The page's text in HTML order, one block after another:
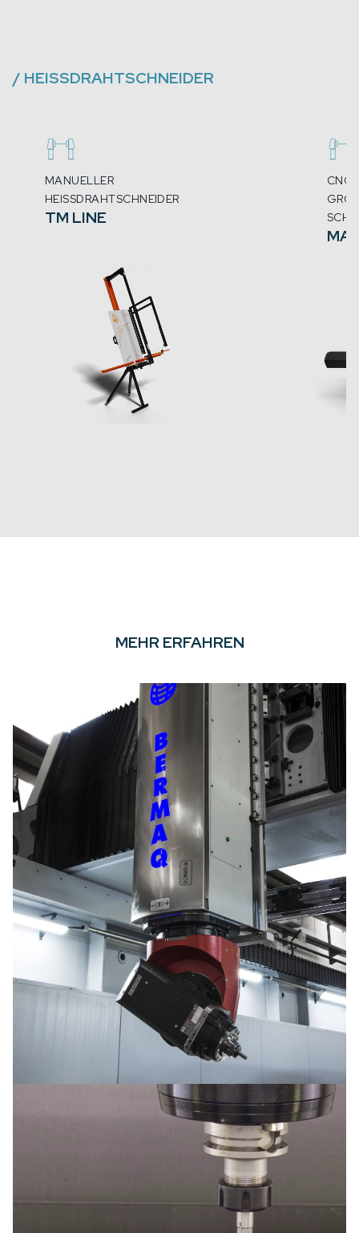
/ HEISSDRAHTSCHNEIDER
MANUELLER
HEISSDRAHTSCHNEIDER
TM LINE
CNC-
MEHR ERFAHREN